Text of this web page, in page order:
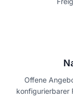
Offene
konfigurierbarer